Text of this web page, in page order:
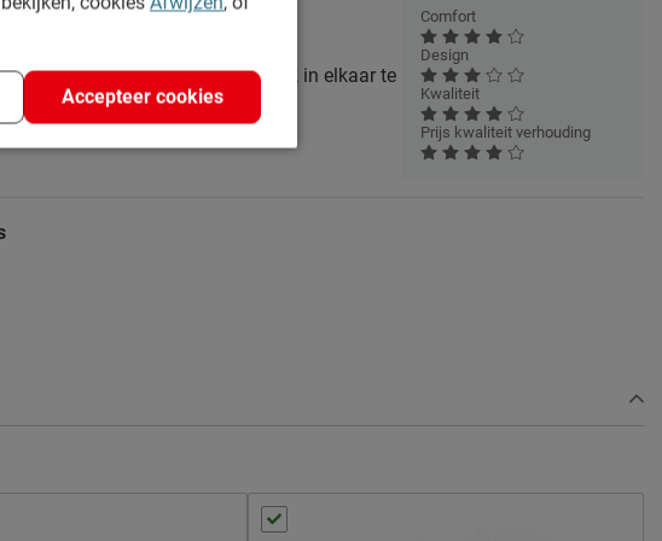
bed, goede prijs, redelijk makkelijk in elkaar te
met zijn tweeën.
Comfort
Design
Kwaliteit
Prijs kwaliteit verhouding
Accepteer cookies